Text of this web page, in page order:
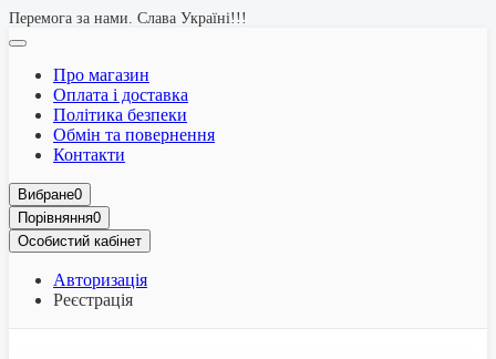
Перемога за нами. Слава Україні!!!
Про магазин
Оплата і доставка
Політика безпеки
Обмін та повернення
Контакти
Вибране0
Порівняння0
Особистий кабінет
Авторизація
Реєстрація